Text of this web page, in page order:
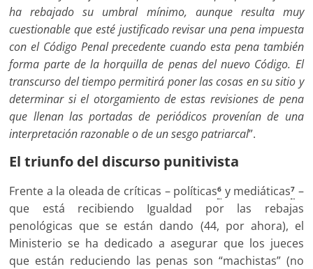
ha rebajado su umbral mínimo, aunque resulta muy
cuestionable que esté justificado revisar una pena impuesta
con el Código Penal precedente cuando esta pena también
forma parte de la horquilla de penas del nuevo Código. El
transcurso del tiempo permitirá poner las cosas en su sitio y
determinar si el otorgamiento de estas revisiones de pena
que llenan las portadas de periódicos provenían de una
interpretación razonable o de un sesgo patriarcal”.
El triunfo del discurso punitivista
Frente a la oleada de críticas – políticas6 y mediáticas7 –
que está recibiendo Igualdad por las rebajas
penológicas que se están dando (44, por ahora), el
Ministerio se ha dedicado a asegurar que los jueces
que están reduciendo las penas son “machistas” (no